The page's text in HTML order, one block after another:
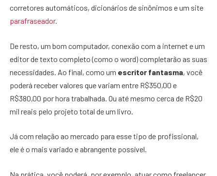
corretores automáticos, dicionários de sinônimos e um site
parafraseador.
De resto, um bom computador, conexão com a internet e um
editor de texto completo (como o word) completarão as suas
necessidades. Ao final, como um escritor fantasma, você
poderá receber valores que variam entre R$350,00 e
R$380,00 por hora trabalhada. Ou até mesmo cerca de R$20
mil reais pelo projeto total de um livro.
Já com relação ao mercado para esse tipo de profissional,
ele é o mais variado e abrangente possível.